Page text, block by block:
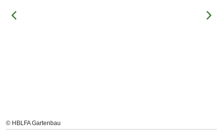
© HBLFA Gartenbau